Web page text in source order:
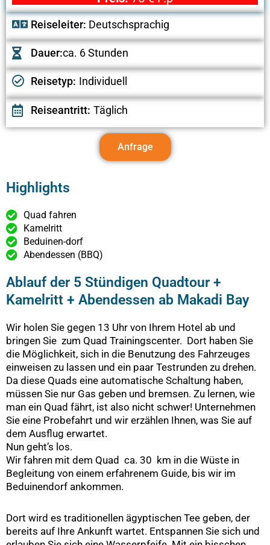
Reiseleiter: Deutschsprachig
Dauer:ca. 6 Stunden
Reisetyp: Individuell
Reiseantritt: Täglich
Anfrage
Highlights
Quad fahren
Kamelritt
Beduinen-dorf
Abendessen (BBQ)
Ablauf der 5 Stündigen Quadtour +
Kamelritt + Abendessen ab Makadi Bay
Wir holen Sie gegen 13 Uhr von Ihrem Hotel ab und
bringen Sie zum Quad Trainingscenter. Dort haben Sie
die Möglichkeit, sich in die Benutzung des Fahrzeuges
einweisen zu lassen und ein paar Testrunden zu drehen.
Da diese Quads eine automatische Schaltung haben,
müssen Sie nur Gas geben und bremsen. Zu lernen, wie
man ein Quad fährt, ist also nicht schwer! Unternehmen
Sie eine Probefahrt und wir erzählen Ihnen, was Sie auf
dem Ausflug erwartet.
Nun geht’s los.
Wir fahren mit dem Quad ca. 30 km in die Wüste in
Begleitung von einem erfahrenem Guide, bis wir im
Beduinendorf ankommen.
Dort wird es traditionellen ägyptischen Tee geben, der
bereits auf Ihre Ankunft wartet. Entspannen Sie sich und